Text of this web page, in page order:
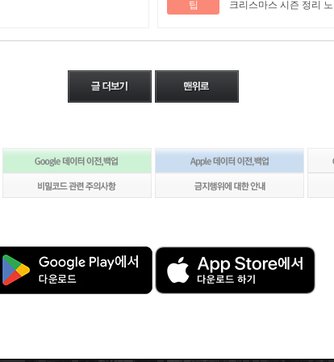
팁 크리스마스 시즌 정리